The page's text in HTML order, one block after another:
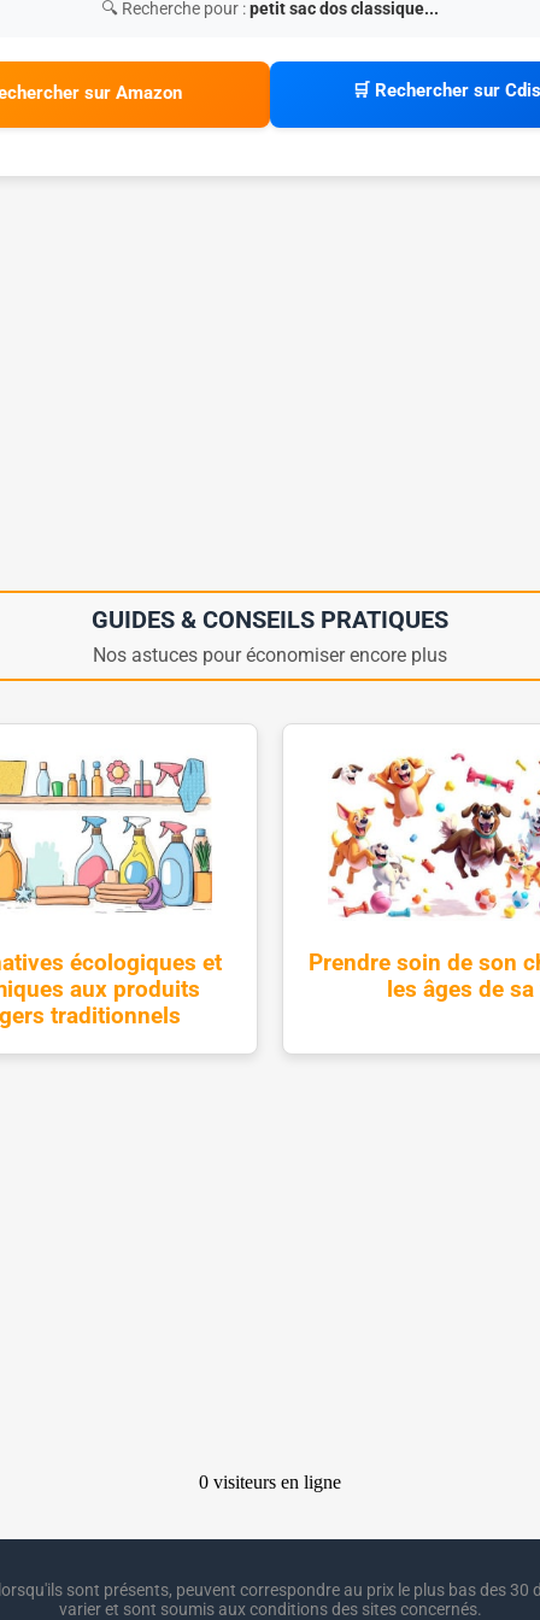
🔍 Recherche pour :petit sac dos classique...
sur Amazon 🛒 Rechercher sur
GUIDES & CONSEILS PRATIQUES
Nos astuces pour économiser encore plus
écologiques et
aux produits
traditionnels
Prendre soin de son
les âges de
sont présents, peuvent correspondre au prix le plus bas des 30
varier et sont soumis aux conditions des sites concernés.